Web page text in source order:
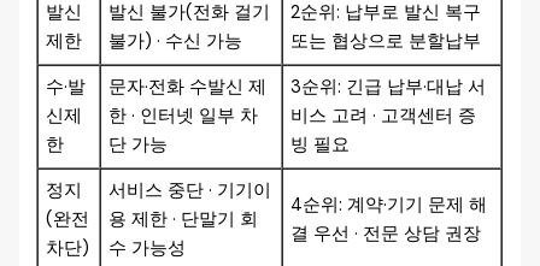
발신
제한
발신 불가(전화 걸기
불가) · 수신 가능
2순위: 납부로 발신 복구
또는 협상으로 분할납부
수·발
신제
한
문자·전화 수발신 제
한 · 인터넷 일부 차
단 가능
3순위: 긴급 납부·대납 서
비스 고려 · 고객센터 증
빙 필요
정지
(완전
차단)
서비스 중단 · 기기이
용 제한 · 단말기 회
수 가능성
4순위: 계약·기기 문제 해
결 우선 · 전문 상담 권장